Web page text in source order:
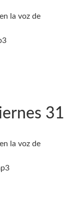
la voz de
31
la voz de